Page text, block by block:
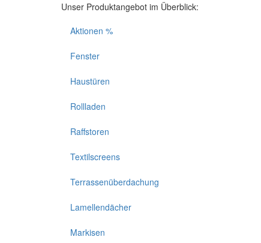
Unser Produktangebot im Überblick:
Aktionen %
Fenster
Haustüren
Rollladen
Raffstoren
Textilscreens
Terrassenüberdachung
Lamellendächer
Markisen